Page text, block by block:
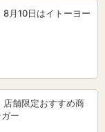
10日はイトーヨー
舗限定おすすめ商
ー